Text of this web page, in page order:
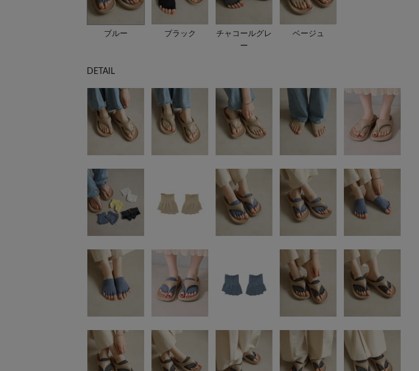
ブルー ブラック
チャコールグレ
ー
ベージュ
DETAIL